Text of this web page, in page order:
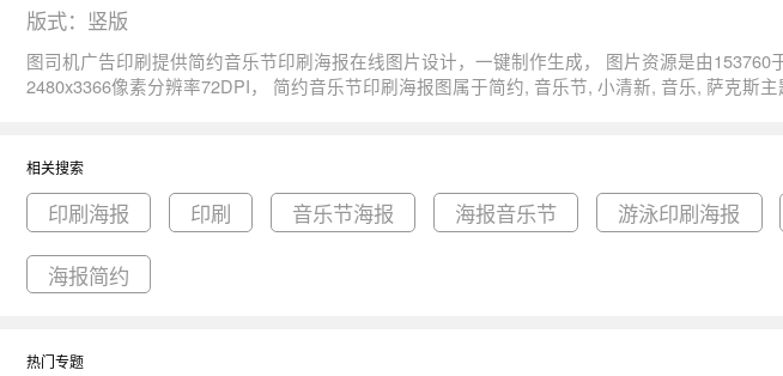
版式：竖版
图司机广告印刷提供简约音乐节印刷海报在线图片设计，一键制作生成， 图片资源是由153760于2019-10-31T11:28:59+08:00传的作品。 图片简约小清新音乐音乐节萨克斯荧光乐器尺寸
2480x3366像素分辨率72DPI， 简约音乐节印刷海报图属于简约, 音乐节, 小清新, 音乐, 萨克斯主题。 主要用于印刷海报行业，为您推荐与简约音乐节印刷海报相关的专题印刷海报, 印刷, 音乐节海
相关搜索
印刷海报 印刷 音乐节海报 海报音乐节 游泳印刷海报
海报简约
热门专题